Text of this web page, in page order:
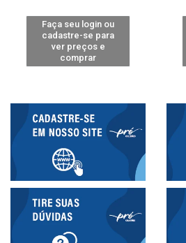
Faça seu login ou
cadastre-se para
ver preços e
comprar